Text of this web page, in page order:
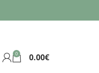
0 0.00€